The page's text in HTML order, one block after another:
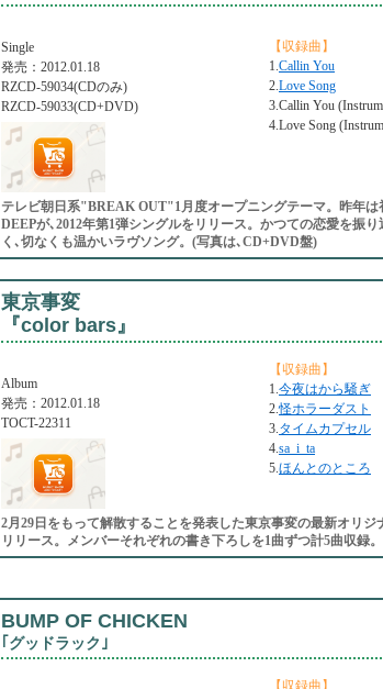
【収録曲】
1.Callin You
2.Love Song
3.Callin You
4.Love Song
Single
発売：2012.01.18
RZCD-59034(CDのみ)
RZCD-59033(CD+DVD)
テレビ朝日系"BREAK OUT"1月度オープニングテーマ。昨年
DEEPが､2012年第1弾シングルをリリース。かつての恋愛を振
く､切なくも温かいラヴソング。(写真は､CD+DVD盤)
東京事変
『color bars』
【収録曲】
1.今夜はから騒ぎ
2.怪ホラーダスト
3.タイムカプセル
4.sa_i_ta
5.ほんとのところ
Album
発売：2012.01.18
TOCT-22311
2月29日をもって解散することを発表した東京事変の最新オリ
リリース。メンバーそれぞれの書き下ろしを1曲ずつ計5曲収録。
BUMP OF CHICKEN
｢グッドラック｣
【収録曲】